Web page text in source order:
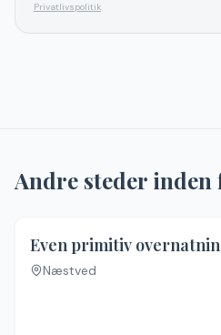
Privatlivspolitik
Andre steder inden
Even primitiv
Næstved